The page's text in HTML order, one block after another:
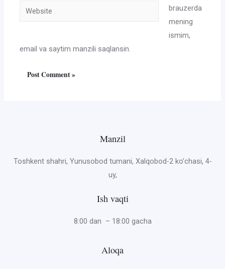
Website
brauzerda
mening
ismim,
email va saytim manzili saqlansin.
Manzil
Toshkent shahri, Yunusobod tumani, Xalqobod-2 ko’chasi, 4-
uy,
Ish vaqti
8:00 dan – 18:00 gacha
Aloqa